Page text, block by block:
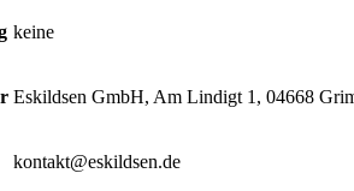
keine
Eskildsen GmbH, Am Lindigt 1, 04668
kontakt@eskildsen.de